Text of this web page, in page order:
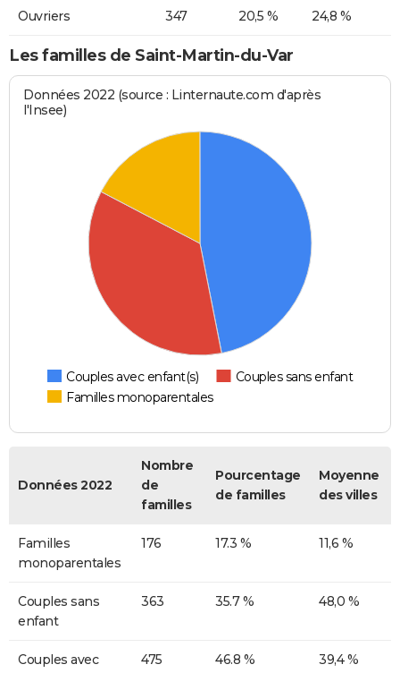
Ouvriers 347 20,5 % 24,8 %
Les familles de Saint-Martin-du-Var
Données 2022 (source : Linternaute.com d'après
l'Insee)
Couples avec enfant(s)
Couples sans enfant
Familles monoparentales
Données 2022
Nombre
de
familles
Pourcentage
de familles
Moyenne
des villes
Familles
monoparentales
176 17.3 % 11,6 %
Couples sans
enfant
363 35.7 % 48,0 %
Couples avec
475 46.8 % 39,4 %